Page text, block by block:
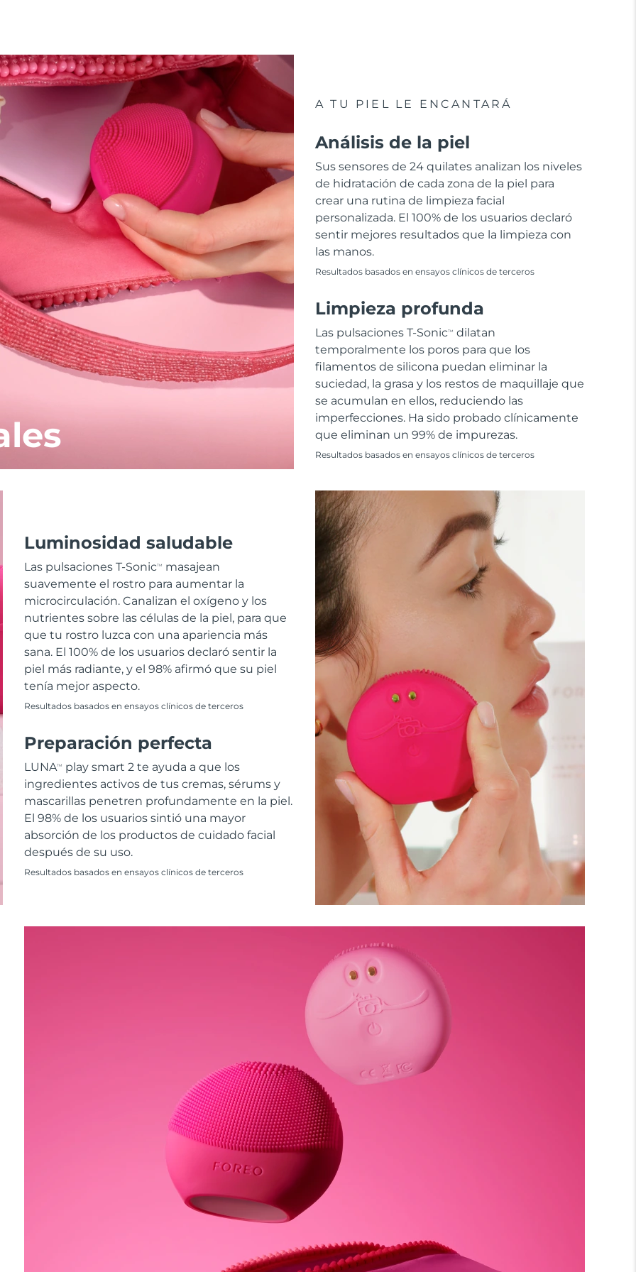
A TU PIEL LE ENCANTARÁ
Análisis de la piel
Sus sensores de 24 quilates analizan los niveles
de hidratación de cada zona de la piel para
crear una rutina de limpieza facial
personalizada. El 100% de los usuarios declaró
sentir mejores resultados que la limpieza con
las manos.
Resultados basados en ensayos clínicos de terceros
Limpieza profunda
Las pulsaciones T-SonicTM
dilatan
temporalmente los poros para que los
filamentos de silicona puedan eliminar la
suciedad, la grasa y los restos de maquillaje que
se acumulan en ellos, reduciendo las
imperfecciones. Ha sido probado clínicamente
que eliminan un 99% de impurezas.
Resultados basados en ensayos clínicos de terceros
Luminosidad saludable
Las pulsaciones T-SonicTM
masajean
suavemente el rostro para aumentar la
microcirculación. Canalizan el oxígeno y los
nutrientes sobre las células de la piel, para que
que tu rostro luzca con una apariencia más
sana. El 100% de los usuarios declaró sentir la
piel más radiante, y el 98% afirmó que su piel
tenía mejor aspecto.
Resultados basados en ensayos clínicos de terceros
Preparación perfecta
LUNATM
play smart 2 te ayuda a que los
ingredientes activos de tus cremas, sérums y
mascarillas penetren profundamente en la piel.
El 98% de los usuarios sintió una mayor
absorción de los productos de cuidado facial
después de su uso.
Resultados basados en ensayos clínicos de terceros